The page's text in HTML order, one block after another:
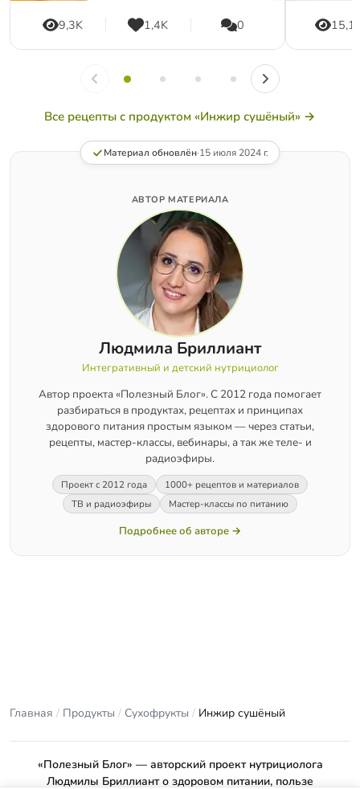
9,3K 1,4K 0
Все рецепты с продуктом «Инжир сушёный» →
Материал обновлён·15 июля 2024 г.
АВТОР МАТЕРИАЛА
Людмила Бриллиант
Интегративный и детский нутрициолог
Автор проекта «Полезный Блог». С 2012 года помогает
разбираться в продуктах, рецептах и принципах
здорового питания простым языком — через статьи,
рецепты, мастер-классы, вебинары, а так же теле- и
радиоэфиры.
Проект с 2012 года
1000+ рецептов и материалов
ТВ и радиоэфиры
Мастер-классы по питанию
Подробнее об авторе →
Главная / Продукты / Сухофрукты / Инжир сушёный
«Полезный Блог» — авторский проект нутрициолога
Людмилы Бриллиант о здоровом питании, пользе